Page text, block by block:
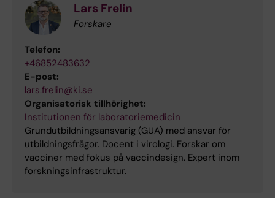
Lars Frelin
Forskare
Telefon:
+46852483632
E-post:
lars.frelin@ki.se
Organisatorisk tillhörighet:
Institutionen för laboratoriemedicin
Grundutbildningsansvarig (GUA) med ansvar för
utbildningsfrågor. Docent i virologi. Forskar om
vacciner med fokus på vaccindesign. Expert inom
forskningsinfrastruktur.